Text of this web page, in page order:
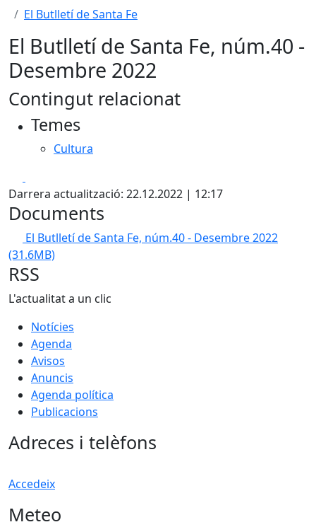
El Butlletí de Santa Fe
El Butlletí de Santa Fe, núm.40 -
Desembre 2022
Contingut relacionat
Temes
Cultura
Darrera actualització: 22.12.2022 | 12:17
Documents
El Butlletí de Santa Fe, núm.40 - Desembre 2022
(31.6MB)
RSS
L'actualitat a un clic
Notícies
Agenda
Avisos
Anuncis
Agenda política
Publicacions
Adreces i telèfons
Accedeix
Meteo